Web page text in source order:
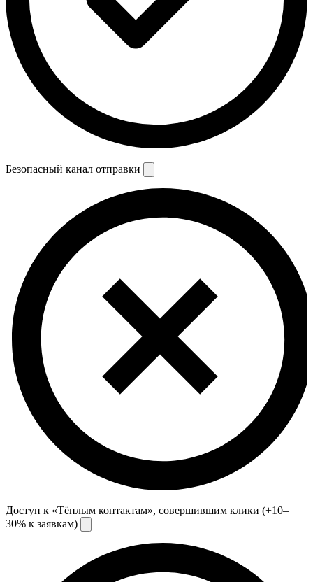
Безопасный канал отправки
Доступ к «Тёплым контактам», совершившим клики (+10–
30% к заявкам)